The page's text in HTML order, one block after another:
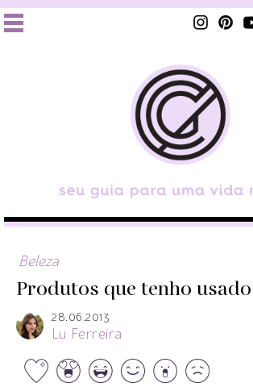
Beleza
Produtos que tenho
28.06.2013
Lu Ferreira